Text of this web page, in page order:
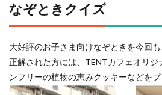
なぞときクイズ
大好評のお子さま向けなぞときを今回
正解された方には、TENTカフェオリジ
ンフリーの植物の恵みクッキーなどをプ